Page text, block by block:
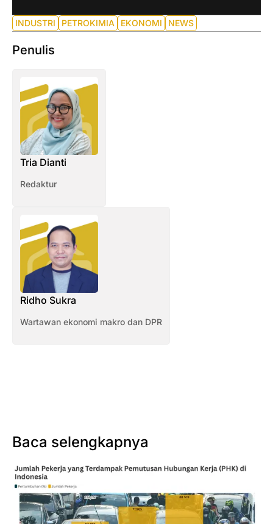
INDUSTRI PETROKIMIA EKONOMI NEWS
Penulis
Tria Dianti
Redaktur
Ridho Sukra
Wartawan ekonomi makro dan DPR
Baca selengkapnya